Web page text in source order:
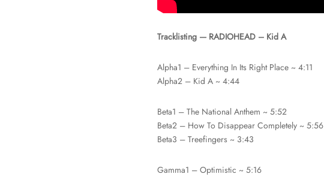
Tracklisting — RADIOHEAD – Kid A
Alpha1 – Everything In Its Right Place ~ 4:11
Alpha2 – Kid A ~ 4:44
Beta1 – The National Anthem ~ 5:52
Beta2 – How To Disappear Completely ~ 5:56
Beta3 – Treefingers ~ 3:43
Gamma1 – Optimistic ~ 5:16